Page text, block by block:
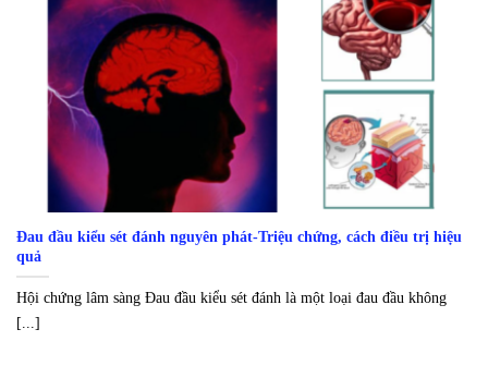
Đau đầu kiểu sét đánh nguyên phát-Triệu chứng, cách điều trị hiệu
quả
Hội chứng lâm sàng Đau đầu kiểu sét đánh là một loại đau đầu không
[...]